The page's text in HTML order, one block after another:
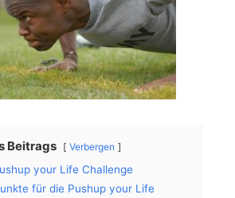
Beitrags Verbergen
your Life Challenge
für die Pushup your Life